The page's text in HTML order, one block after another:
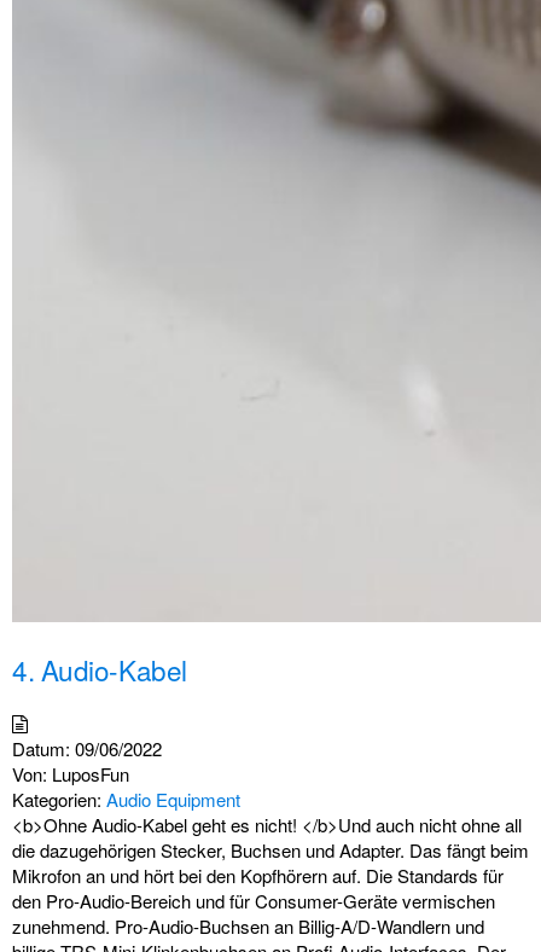
4. Audio-Kabel
Datum: 09/06/2022
Von: LuposFun
Kategorien: Audio Equipment
<b>Ohne Audio-Kabel geht es nicht! </b>Und auch nicht ohne all
die dazugehörigen Stecker, Buchsen und Adapter. Das fängt beim
Mikrofon an und hört bei den Kopfhörern auf. Die Standards für
den Pro-Audio-Bereich und für Consumer-Geräte vermischen
zunehmend. Pro-Audio-Buchsen an Billig-A/D-Wandlern und